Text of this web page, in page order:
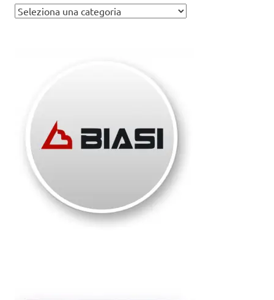
Assistenza